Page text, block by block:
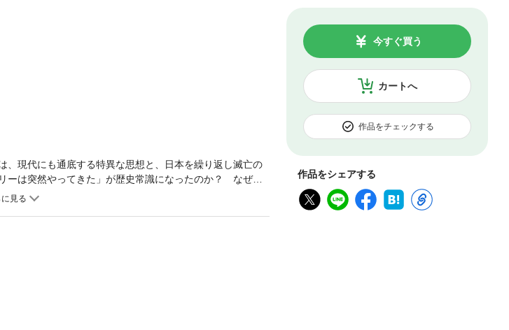
カートへ
今すぐ買う
作品をチェックする
作品をシェアする
現代にも通底する特異な思想と、日本を繰り返し滅亡の
ーは突然やってきた」が歴史常識になったのか？ なぜ攘
なく明治維新なのか？ 正論を封殺する言霊信仰や平和